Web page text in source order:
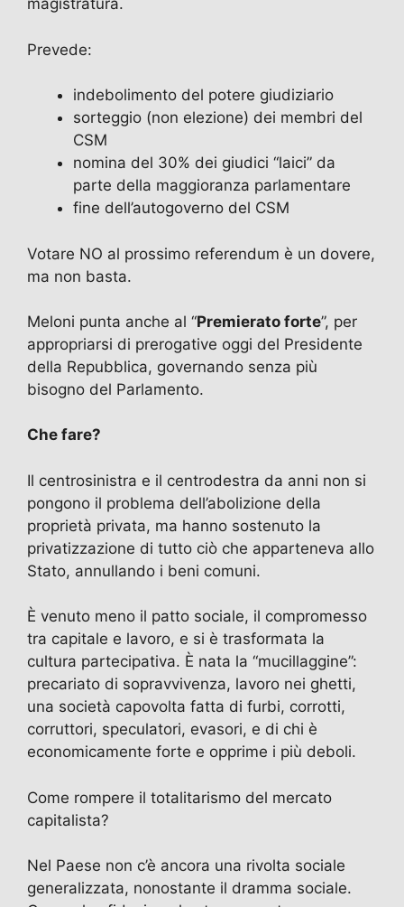
magistratura.
Prevede:
indebolimento del potere giudiziario
sorteggio (non elezione) dei membri del
CSM
nomina del 30% dei giudici “laici” da
parte della maggioranza parlamentare
fine dell’autogoverno del CSM
Votare NO al prossimo referendum è un dovere,
ma non basta.
Meloni punta anche al “Premierato forte”, per
appropriarsi di prerogative oggi del Presidente
della Repubblica, governando senza più
bisogno del Parlamento.
Che fare?
Il centrosinistra e il centrodestra da anni non si
pongono il problema dell’abolizione della
proprietà privata, ma hanno sostenuto la
privatizzazione di tutto ciò che apparteneva allo
Stato, annullando i beni comuni.
È venuto meno il patto sociale, il compromesso
tra capitale e lavoro, e si è trasformata la
cultura partecipativa. È nata la “mucillaggine”:
precariato di sopravvivenza, lavoro nei ghetti,
una società capovolta fatta di furbi, corrotti,
corruttori, speculatori, evasori, e di chi è
economicamente forte e opprime i più deboli.
Come rompere il totalitarismo del mercato
capitalista?
Nel Paese non c’è ancora una rivolta sociale
generalizzata, nonostante il dramma sociale.